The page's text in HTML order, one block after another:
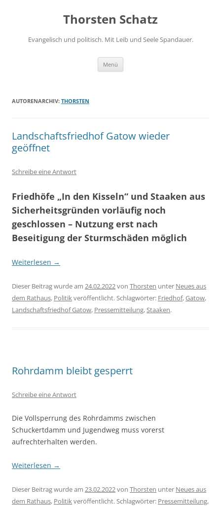
Thorsten Schatz
Evangelisch und politisch. Mit Leib und Seele Spandauer.
Menü
AUTORENARCHIV: THORSTEN
Landschaftsfriedhof Gatow wieder
geöffnet
Schreibe eine Antwort
Friedhöfe „In den Kisseln“ und Staaken aus
Sicherheitsgründen vorläufig noch
geschlossen – Nutzung erst nach
Beseitigung der Sturmschäden möglich
Weiterlesen →
Dieser Beitrag wurde am 24.02.2022von Thorsten unter Neues aus
dem Rathaus, Politikveröffentlicht. Schlagwörter: Friedhof,Gatow,
Landschaftsfriedhof Gatow, Pressemitteilung,Staaken.
Rohrdamm bleibt gesperrt
Schreibe eine Antwort
Die Vollsperrung des Rohrdamms zwischen
Schuckertdamm und Jugendweg muss vorerst
aufrechterhalten werden.
Weiterlesen →
Dieser Beitrag wurde am 23.02.2022von Thorsten unter Neues aus
dem Rathaus, Politikveröffentlicht. Schlagwörter: Pressemitteilung,